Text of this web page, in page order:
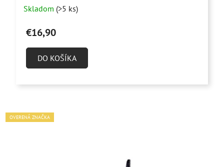
hodnotenie
produktu
z
Skladom (>5 ks)
€16,90
DO KOŠÍKA
OVERENÁ ZNAČKA